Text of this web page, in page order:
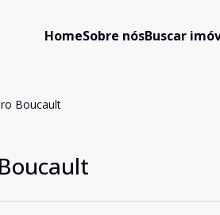
HomeSobre nósBuscar
Boucault